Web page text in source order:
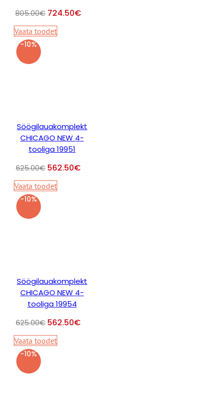
805.00€ 724.50€
Vaata toodet
-10%
Söögilauakomplekt
CHICAGO NEW 4-
tooliga 19951
625.00€ 562.50€
Vaata toodet
-10%
Söögilauakomplekt
CHICAGO NEW 4-
tooliga 19954
625.00€ 562.50€
Vaata toodet
-10%